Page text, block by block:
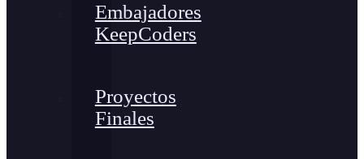
Embajadores
KeepCoders
Proyectos
Finales